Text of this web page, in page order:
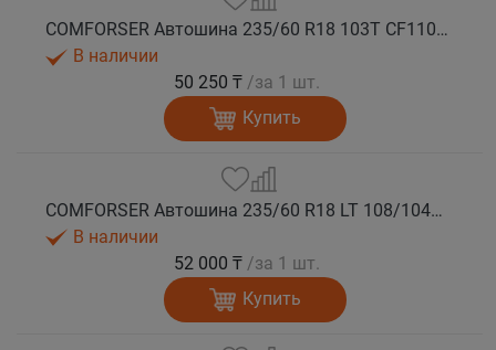
COMFORSER Автошина 235/60 R18 103T CF1100 RWL лето
В наличии
50 250 ₸ /за 1 шт.
Купить
COMFORSER Автошина 235/60 R18 LT 108/104S CF1100 8PR RWL лето
В наличии
52 000 ₸ /за 1 шт.
Купить